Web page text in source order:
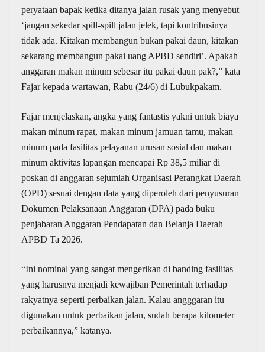
peryataan bapak ketika ditanya jalan rusak yang menyebut
‘jangan sekedar spill-spill jalan jelek, tapi kontribusinya
tidak ada. Kitakan membangun bukan pakai daun, kitakan
sekarang membangun pakai uang APBD sendiri’. Apakah
anggaran makan minum sebesar itu pakai daun pak?,” kata
Fajar kepada wartawan, Rabu (24/6) di Lubukpakam.
Fajar menjelaskan, angka yang fantastis yakni untuk biaya
makan minum rapat, makan minum jamuan tamu, makan
minum pada fasilitas pelayanan urusan sosial dan makan
minum aktivitas lapangan mencapai Rp 38,5 miliar di
poskan di anggaran sejumlah Organisasi Perangkat Daerah
(OPD) sesuai dengan data yang diperoleh dari penyusuran
Dokumen Pelaksanaan Anggaran (DPA) pada buku
penjabaran Anggaran Pendapatan dan Belanja Daerah
APBD Ta 2026.
“Ini nominal yang sangat mengerikan di banding fasilitas
yang harusnya menjadi kewajiban Pemerintah terhadap
rakyatnya seperti perbaikan jalan. Kalau angggaran itu
digunakan untuk perbaikan jalan, sudah berapa kilometer
perbaikannya,” katanya.